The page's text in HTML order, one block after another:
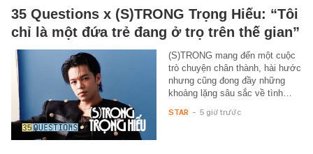
35 Questions x (S)TRONG Trọng Hiếu: “Tôi
chỉ là một đứa trẻ đang ở trọ trên thế gian”
(S)TRONG mang đến một cuộc
trò chuyện chân thành, hài hước
nhưng cũng đong đầy những
khoảng lặng sâu sắc về tình…
STAR - 5 giờ trước